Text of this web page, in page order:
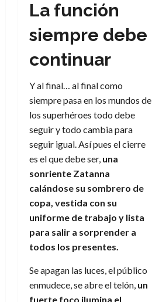
La función
siempre debe
continuar
Y al final… al final como
siempre pasa en los mundos de
los superhéroes todo debe
seguir y todo cambia para
seguir igual. Así pues el cierre
es el que debe ser, una
sonriente Zatanna
calándose su sombrero de
copa, vestida con su
uniforme de trabajo y lista
para salir a sorprender a
todos los presentes.
Se apagan las luces, el público
enmudece, se abre el telón, un
fuerte foco ilumina el